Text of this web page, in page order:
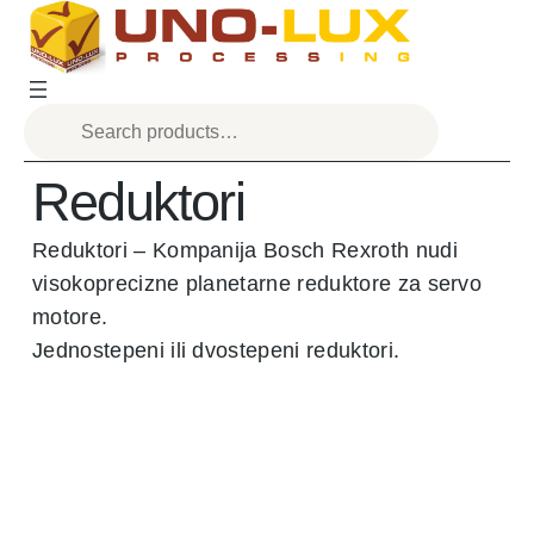
Reduktori
Reduktori – Kompanija Bosch Rexroth nudi
visokoprecizne planetarne reduktore za servo
motore.
Jednostepeni ili dvostepeni reduktori.